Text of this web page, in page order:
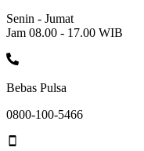
Senin - Jumat
Jam 08.00 - 17.00 WIB
Bebas Pulsa
0800-100-5466